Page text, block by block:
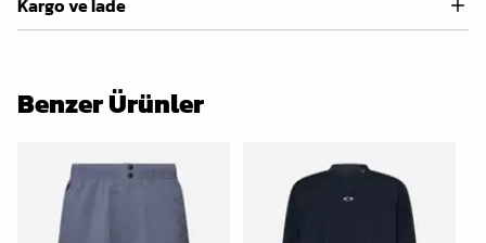
Kargo ve İade
Benzer Ürünler